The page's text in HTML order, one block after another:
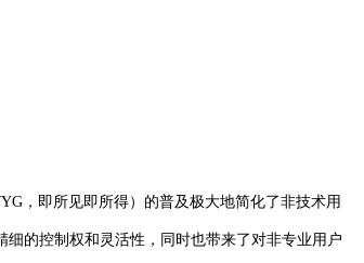
，即所见即所得）的普及极大地简化了非技术用
的控制权和灵活性，同时也带来了对非专业用户